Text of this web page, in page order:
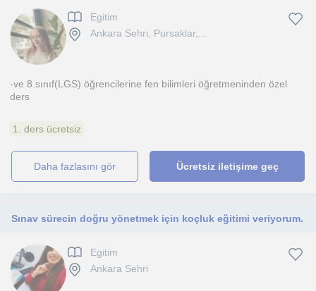
Egitim
Ankara Sehri, Pursaklar,...
-ve 8.sınıf(LGS) öğrencilerine fen bilimleri öğretmeninden özel
ders
1. ders ücretsiz
daha fazlasını gör Ücretsiz iletişime geç
Sınav sürecin doğru yönetmek için koçluk eğitimi veriyorum.
Egitim
Ankara Sehri